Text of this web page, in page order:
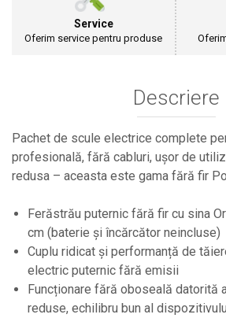
Plase Gard
Plasa sarma galvanizata zincata
dulgheri; sarma zincata; sarma ghimpata
Plase anti insecte
Plase anti pasari
Plase anti buruieni
Mobilier PVC
Mobilier din PVC pentru casă
Mobilier PVC pentru grădină
Mobilier comercial din PVC
Butoaie Pentru Vin
Service
Oferim service pentru produse
Descriere
Pachet de scule electrice complete
profesională, fără cabluri, ușor de
redusa – aceasta este gama fără fir
Ferăstrău puternic fără fir cu sina
cm (baterie și încărcător neincluse)
Cuplu ridicat și performanță de
electric puternic fără emisii
Funcționare fără oboseală datorită
reduse, echilibru bun al